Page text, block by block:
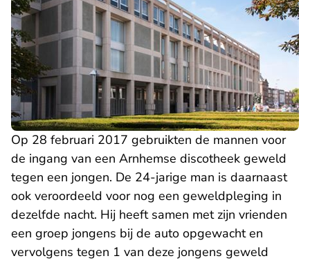
Op 28 februari 2017 gebruikten de mannen voor
de ingang van een Arnhemse discotheek geweld
tegen een jongen. De 24-jarige man is daarnaast
ook veroordeeld voor nog een geweldpleging in
dezelfde nacht. Hij heeft samen met zijn vrienden
een groep jongens bij de auto opgewacht en
vervolgens tegen 1 van deze jongens geweld